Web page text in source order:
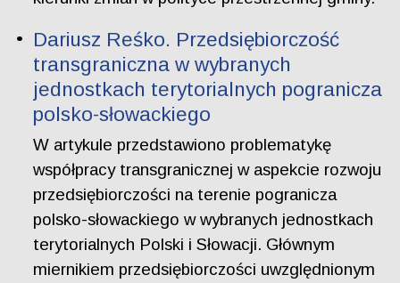
Dariusz Reśko. Przedsiębiorczość
transgraniczna w wybranych
jednostkach terytorialnych pogranicza
polsko-słowackiego
W artykule przedstawiono problematykę
współpracy transgranicznej w aspekcie rozwoju
przedsiębiorczości na terenie pogranicza
polsko-słowackiego w wybranych jednostkach
terytorialnych Polski i Słowacji. Głównym
miernikiem przedsiębiorczości uwzględnionym